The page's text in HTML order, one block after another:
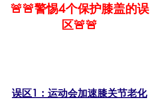
🚨🚨警惕4个保护膝盖的误
区🚨🚨
误区1：运动会加速膝关节老化